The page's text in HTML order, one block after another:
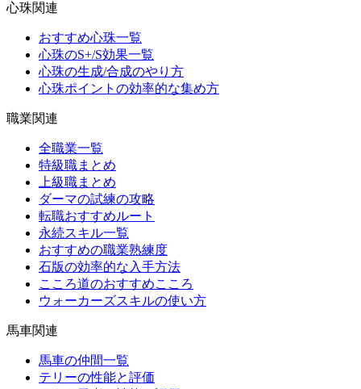
心珠関連
おすすめ心珠一覧
心珠のS+/S効果一覧
心珠の生成/合成のやり方
心珠ポイントの効率的な集め方
職業関連
全職業一覧
特級職まとめ
上級職まとめ
ダーマの試練の攻略
転職おすすめルート
永続スキル一覧
おすすめの職業熟練度
石版の効率的な入手方法
こころ道のおすすめこころ
ウォーカーズスキルの使い方
馬車関連
馬車の仲間一覧
テリーの性能と評価